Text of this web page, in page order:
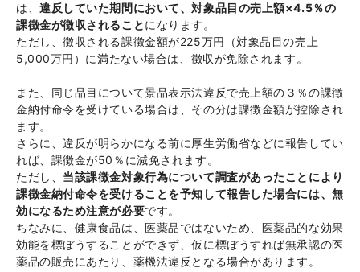
は、違反していた期間において、対象品目の売上額×4.5％の
課徴金が徴収されることになります。
ただし、徴収される課徴金額が225万円（対象品目の売上
5,000万円）に満たない場合は、徴収が免除されます。
また、同じ品目について景品表示法違反で売上額の３％の課徴
金納付命令を受けている場合は、その分は課徴金額が控除され
ます。
さらに、違反が明らかになる前に厚生労働省などに報告してい
れば、課徴金が50％に減免されます。
ただし、 当該課徴金対象行為について調査があったことにより
課徴金納付命令を受けることを予知して報告した場合には、無
効になるため注意が必要です。
ちなみに、健康食品は、医薬品ではないため、医薬品的な効果
効能を標ぼうすることができず、仮に標ぼうすれば無承認の医
薬品の販売にあたり、薬機法違反となる場合があります。